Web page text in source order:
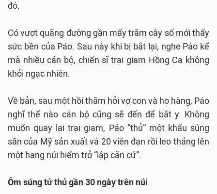
đó.
Có vượt quãng đường gần mấy trăm cây số mới thấy
sức bền của Páo. Sau này khi bị bắt lại, nghe Páo kể
mà nhiều cán bộ, chiến sĩ trại giam Hồng Ca không
khỏi ngạc nhiên.
Về bản, sau một hồi thăm hỏi vợ con và họ hàng, Páo
nghĩ thế nào cán bộ cũng sẽ đến để bắt y. Không
muốn quay lại trại giam, Páo “thủ” một khẩu súng
săn của Mỹ sản xuất và 20 viên đạn rồi leo thẳng lên
một hang núi hiểm trở “lập căn cứ”.
Ôm súng tử thủ gần 30 ngày trên núi